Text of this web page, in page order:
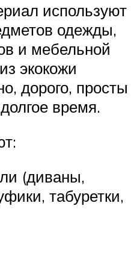
используют
одежды,
и мебельной
экокожи
дорого, просты
время.
(диваны,
табуретки,